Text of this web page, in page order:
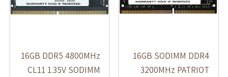
16GB SODIMM DDR4
3200MHz PATRIOT
16GB DDR5 4800MHz
CL11 1.35V SODIMM